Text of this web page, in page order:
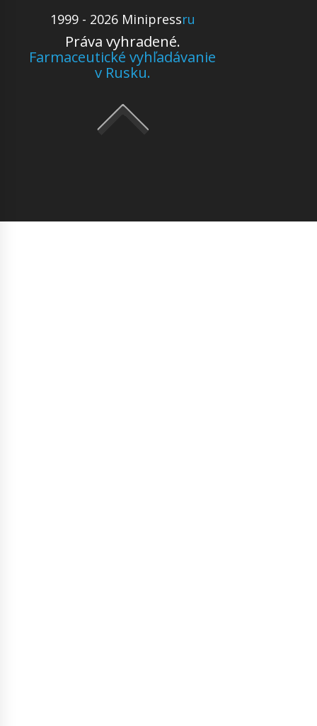
1999 - 2026 Minipressru
Práva vyhradené.
Farmaceutické vyhľadávanie
v Rusku.